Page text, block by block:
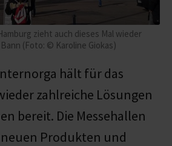
zieht auch dieses Mal wieder
(Foto: © Karoline Giokas)
hält für das
zahlreiche Lösungen
bereit. Die Messehallen
Produkten und